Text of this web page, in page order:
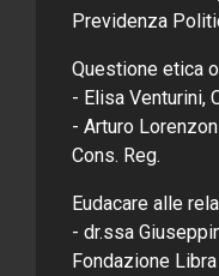
Previdenza
Questione etica
- Elisa Venturini,
- Arturo
Cons. Reg.
Eudacare alle
- dr.ssa
Fondazione